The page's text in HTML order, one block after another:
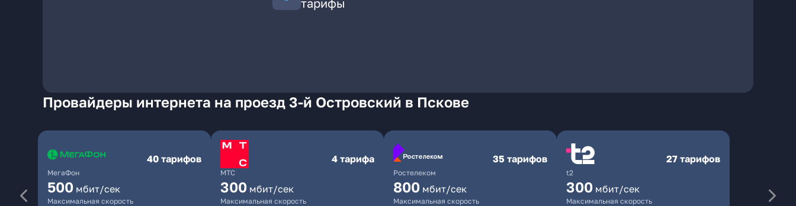
тарифы
Провайдеры интернета на проезд 3-й Островский в Пскове
МегаФон
40 тарифов
500 мбит/сек
Максимальная скорость
МТС
4 тарифа
300 мбит/сек
Максимальная скорость
Ростелеком
35 тарифов
800 мбит/сек
Максимальная скорость
t2
27 тарифов
300 мбит/сек
Максимальная скорость